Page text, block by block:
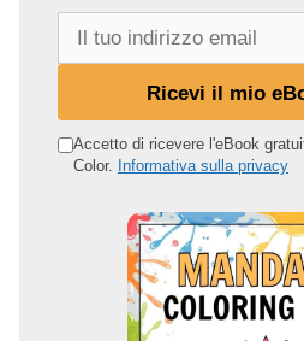
o
Ricevi il mio
Accetto di ricevere l'eBook
Color.
Informativa sulla privacy